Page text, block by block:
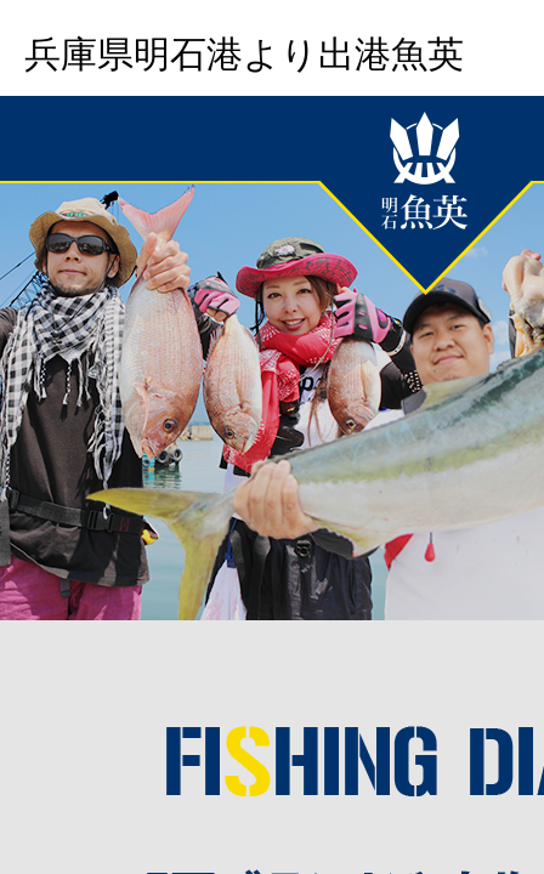
兵庫県明石港より出港魚英